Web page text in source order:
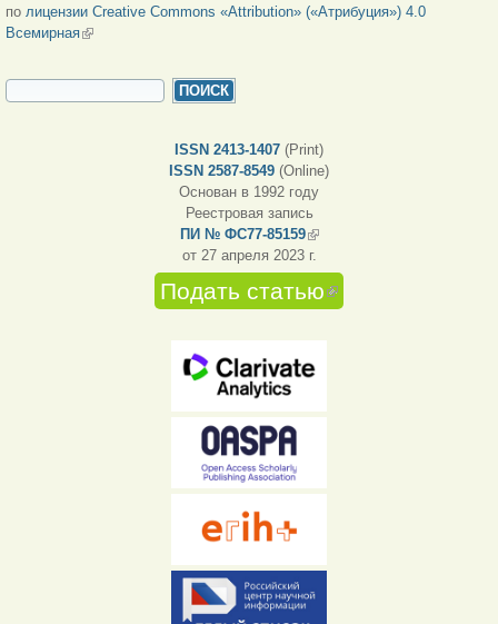
по лицензии Creative Commons «Attribution» («Атрибуция») 4.0
Всемирная(внешняя ссылка)
ФОРМА ПОИСКА
ISSN 2413-1407 (Print)
ISSN 2587-8549 (Online)
Основан в 1992 году
Реестровая запись
ПИ № ФС77-85159(внешняя ссылка)
от 27 апреля 2023 г.
Подать статью